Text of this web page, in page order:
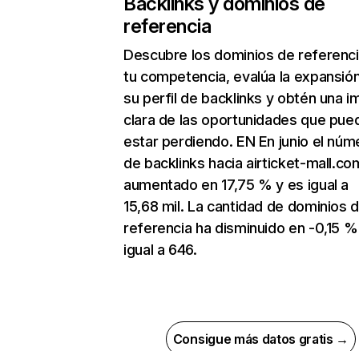
referencia
Descubre los dominios de
tu competencia, evalúa la
su perfil de backlinks y obtén una
clara de las oportunidades que
estar perdiendo. EN En junio el
de backlinks hacia airticket-
aumentado en 17,75 % y es igual a
15,68 mil. La cantidad de dominios
referencia ha disminuido en -0,15
igual a 646.
Consigue más datos gratis →